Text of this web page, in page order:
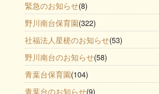
緊急のお知らせ(8)
野川南台保育園(322)
社福法人星槎のお知らせ(53)
野川南台のお知らせ(58)
青葉台保育園(104)
青葉台のお知らせ(9)